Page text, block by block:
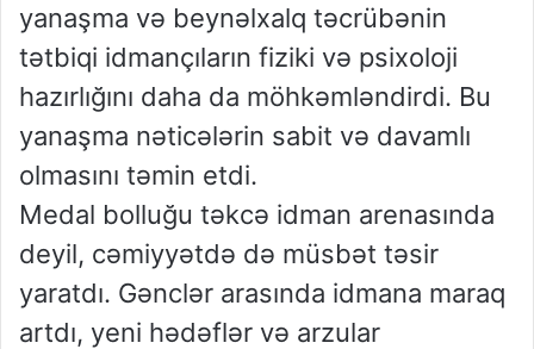
yanaşma və beynəlxalq təcrübənin
tətbiqi idmançıların fiziki və psixoloji
hazırlığını daha da möhkəmləndirdi. Bu
yanaşma nəticələrin sabit və davamlı
olmasını təmin etdi.
Medal bolluğu təkcə idman arenasında
deyil, cəmiyyətdə də müsbət təsir
yaratdı. Gənclər arasında idmana maraq
artdı, yeni hədəflər və arzular